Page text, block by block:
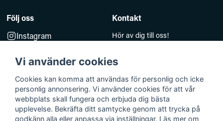
Följ oss
Instagram
Kontakt
Hör av dig till oss!
kundsupport@baddkompaniet.se
Telefon:044-813 00
Org.nr 5594278177
Björkhagavägen 11
Vi använder cookies
Cookies kan komma att användas för personlig och icke
personlig annonsering. Vi använder cookies för att vår
webbplats skall fungera och erbjuda dig bästa
upplevelse. Bekräfta ditt samtycke genom att trycka på
godkänn alla eller anpassa via inställningar. Läs mer om